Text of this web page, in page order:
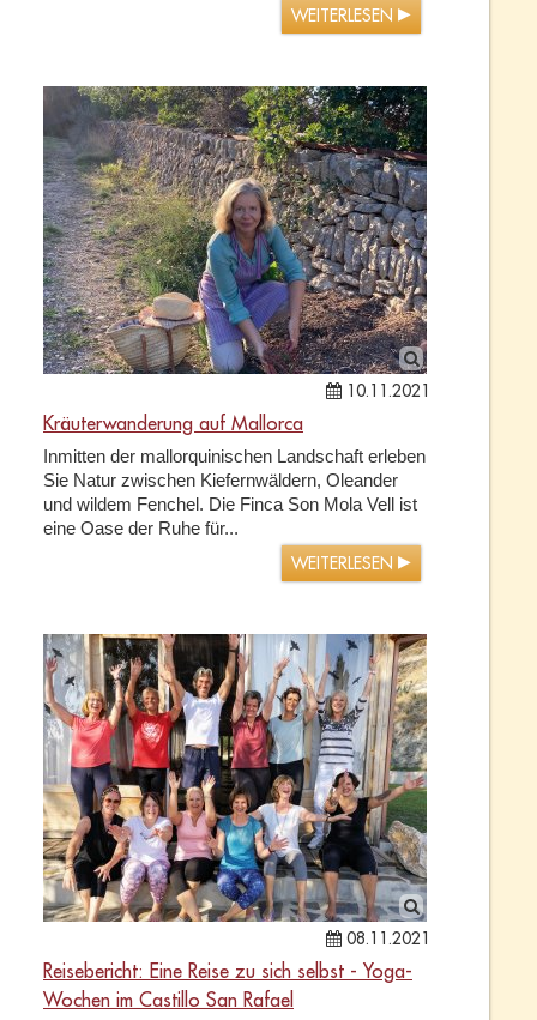
WEITERLESEN
10.11.2021
Kräuterwanderung auf Mallorca
Inmitten der mallorquinischen Landschaft erleben
Sie Natur zwischen Kiefernwäldern, Oleander
und wildem Fenchel. Die Finca Son Mola Vell ist
eine Oase der Ruhe für...
WEITERLESEN
08.11.2021
Reisebericht: Eine Reise zu sich selbst - Yoga-
Wochen im Castillo San Rafael